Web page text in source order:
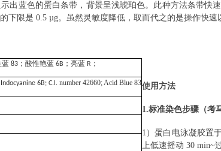
出蓝色的蛋白条带，背景呈浅琥珀色。此种方法条带快
下限是 0.5 µg。虽然灵敏度降低，取而代之的是操作快速
蓝 83 ；酸性艳蓝 6B ；亮蓝 R ；
6B; C.I. number 42660; Acid Blue 83使用方法
1.标准染色步骤（考
1 ）蛋白电泳凝胶置
上低速摇动 30 min~